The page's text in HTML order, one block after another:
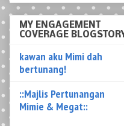
kawan aku Mimi dah
bertunang!
Mimie & Megat::
ALL ABOUT HIM !! HIM
:-))